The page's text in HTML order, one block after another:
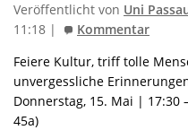
Veröffentlicht von Uni
11:18 |
Kommentar
Feiere Kultur, triff tolle
unvergessliche
Donnerstag, 15. Mai | 17:30
45a)